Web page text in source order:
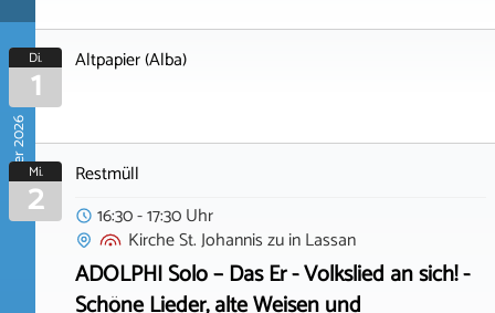
September 2026
Di.
1 Altpapier (Alba)
Mi.
2
Restmüll
16:30 - 17:30 Uhr
Kirche St. Johannis zuinLassan
ADOLPHI Solo – Das Er - Volkslied an sich! -
Schöne Lieder, alte Weisen und